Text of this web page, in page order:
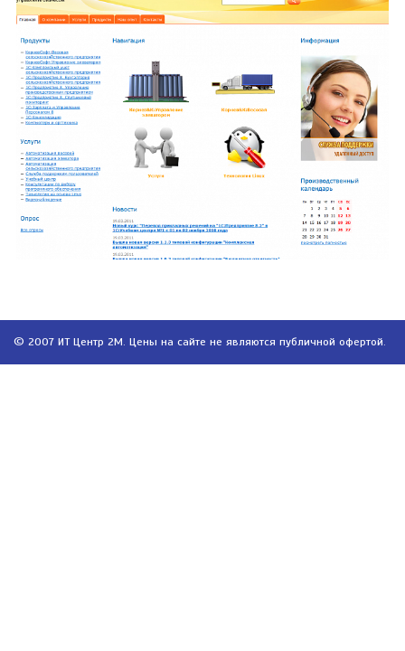
© 2007 ИТ Центр 2М. Цены на сайте не являются публичной офертой.